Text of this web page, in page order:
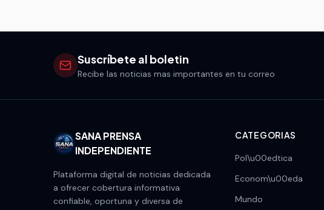
Suscríbete al boletin
Recibe las noticias mas importantes en tu correo
SANA PRENSA
INDEPENDIENTE
Plataforma digital de noticias dedicada
a ofrecer cobertura informativa
confiable, oportuna y diversa de
CATEGORIAS
Pol\u00edtica
Econom\u00eda
Mundo